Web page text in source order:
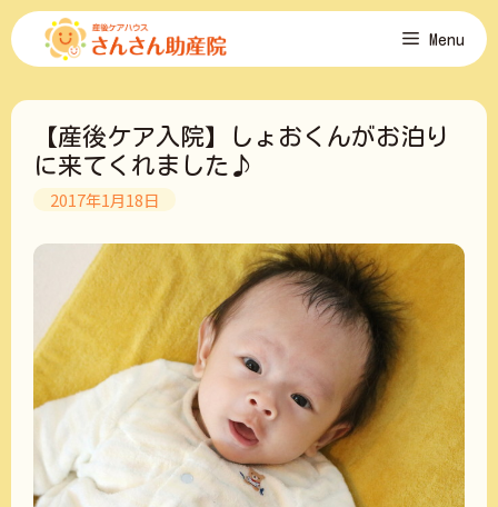
コ
ン
ツ
Menu
【産後ケア入院】しょおくんがお泊り
に来てくれました♪
2017年1月18日